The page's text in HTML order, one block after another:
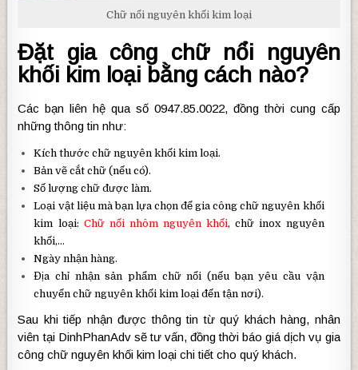
Chữ nổi nguyên khối kim loại
Đặt gia công chữ nổi nguyên
khối kim loại bằng cách nào?
Các bạn liên hệ qua số 0947.85.0022, đồng thời cung cấp
những thông tin như:
Kích thước chữ nguyên khối kim loại.
Bản vẽ cắt chữ (nếu có).
Số lượng chữ được làm.
Loại vật liệu mà bạn lựa chọn để gia công chữ nguyên khối
kim loại: Chữ nổi nhôm nguyên khối, chữ inox nguyên
khối,…
Ngày nhận hàng.
Địa chỉ nhận sản phẩm chữ nổi (nếu bạn yêu cầu vận
chuyển chữ nguyên khối kim loại đến tận nơi).
Sau khi tiếp nhận được thông tin từ quý khách hàng, nhân
viên tại DinhPhanAdv sẽ tư vấn, đồng thời báo giá dịch vụ gia
công chữ nguyên khối kim loại chi tiết cho quý khách.